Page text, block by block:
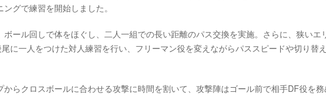
グで練習を開始しました。
ール回しで体をほぐし、二人一組での長い距離のパス交換を実施。さらに、狭いエ
に一人をつけた対人練習を行い、フリーマン役を変えながらパススピードや切り替
らクロスボールに合わせる攻撃に時間を割いて、攻撃陣はゴール前で相手DF役を務